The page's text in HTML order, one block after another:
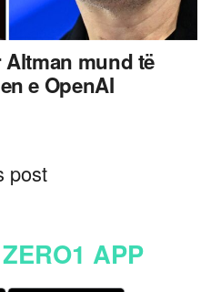
mund të
e OpenAI
post
APP